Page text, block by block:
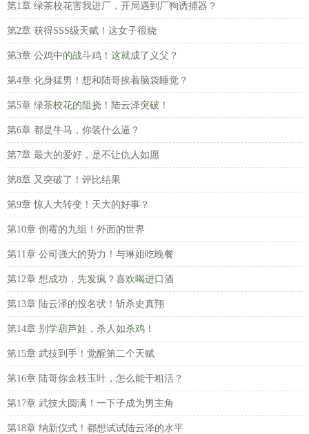
第1章 绿茶校花害我进厂，开局遇到厂狗诱捕器？
第2章 获得SSS级天赋！这女子很烧
第3章 公鸡中的战斗鸡！这就成了义父？
第4章 化身猛男！想和陆哥挨着脑袋睡觉？
第5章 绿茶校花的阻挠！陆云泽突破！
第6章 都是牛马，你装什么逼？
第7章 最大的爱好，是不让仇人如愿
第8章 又突破了！评比结果
第9章 惊人大转变！天大的好事？
第10章 倒霉的九组！外面的世界
第11章 公司强大的势力！与琳姐吃晚餐
第12章 想成功，先发疯？喜欢喝进口酒
第13章 陆云泽的投名状！斩杀史真翔
第14章 别学葫芦娃，杀人如杀鸡！
第15章 武技到手！觉醒第二个天赋
第16章 陆哥你金枝玉叶，怎么能干粗活？
第17章 武技大圆满！一下子成为男主角
第18章 纳新仪式！都想试试陆云泽的水平